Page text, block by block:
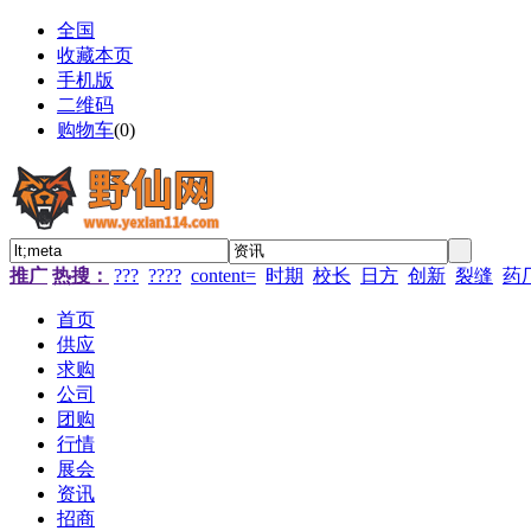
全国
收藏本页
手机版
二维码
购物车(0)
推广 热搜： ??? ???? content= 时期 校长 日方 创新 裂缝 药
首页
供应
求购
公司
团购
行情
展会
资讯
招商